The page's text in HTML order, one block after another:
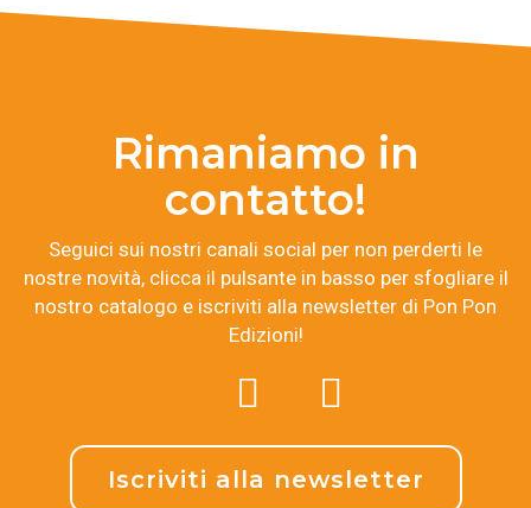
Rimaniamo in
contatto!
Seguici sui nostri canali social per non perderti le
nostre novità, clicca il pulsante in basso per sfogliare il
nostro catalogo e iscriviti alla newsletter di Pon Pon
Edizioni!
Iscriviti alla newsletter